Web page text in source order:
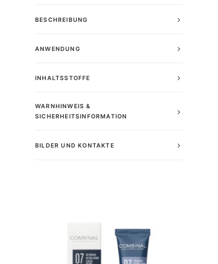
BESCHREIBUNG
ANWENDUNG
INHALTSSTOFFE
WARNHINWEIS &
SICHERHEITSINFORMATION
BILDER UND KONTAKTE